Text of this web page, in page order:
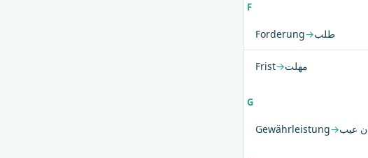
F
Forderung→طلب
Frist→مهلت
G
Gewährleistung→عیب